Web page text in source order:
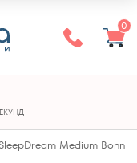
0
Medium Bonnel